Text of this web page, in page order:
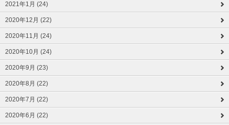
2021年1月 (24)
2020年12月 (22)
2020年11月 (24)
2020年10月 (24)
2020年9月 (23)
2020年8月 (22)
2020年7月 (22)
2020年6月 (22)